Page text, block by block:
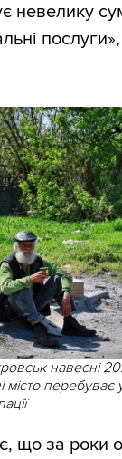
невелику
навесні
місто перебуває
що за роки